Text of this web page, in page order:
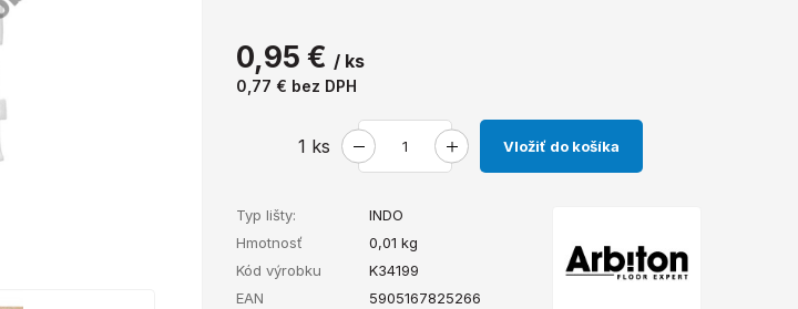
0,95 € / ks
0,77 € bez DPH
1 ks Vložiť do košíka
Typ lišty:
INDO
Hmotnosť
0,01 kg
Kód výrobku
K34199
EAN
5905167825266